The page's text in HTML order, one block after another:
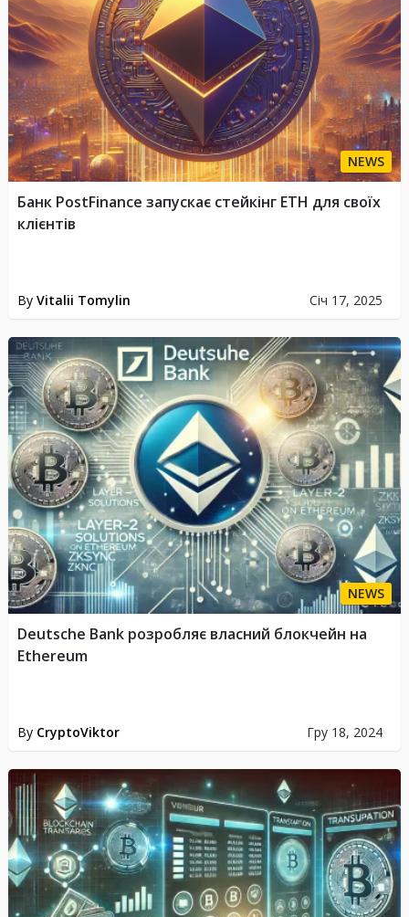
NEWS
By Vitalii Tomylin Січ 17, 2025
Банк PostFinance запускає стейкінг ETH для своїх
клієнтів
NEWS
By CryptoViktor Гру 18, 2024
Deutsche Bank розробляє власний блокчейн на
Ethereum